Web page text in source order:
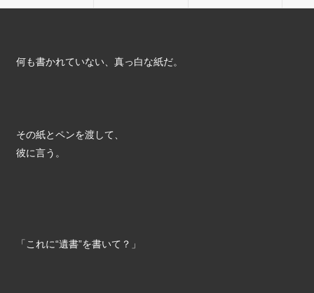
何も書かれていない、真っ白な紙だ。
その紙とペンを渡して、
彼に言う。
「これに“遺書”を書いて？」